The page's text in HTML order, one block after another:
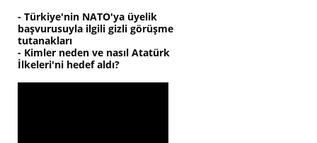
- Türkiye'nin NATO'ya üyelik
başvurusuyla ilgili gizli görüşme
tutanakları
- Kimler neden ve nasıl Atatürk
İlkeleri'ni hedef aldı?